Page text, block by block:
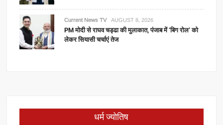
Current News TV AUGUST 8, 2026
PM मोदी से राघव चड्ढा की मुलाकात, पंजाब में ‘बिग रोल’ को
लेकर सियासी चर्चाएं तेज
धर्म ज्योतिष